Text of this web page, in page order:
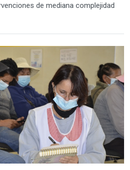
de mediana complejidad